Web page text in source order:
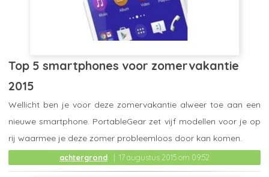
Top 5 smartphones voor zomervakantie
2015
achtergrond 17 augustus 2015 om 09:52
Wellicht ben je voor deze zomervakantie alweer toe aan een
nieuwe smartphone. PortableGear zet vijf modellen voor je op
rij waarmee je deze zomer probleemloos door kan komen.